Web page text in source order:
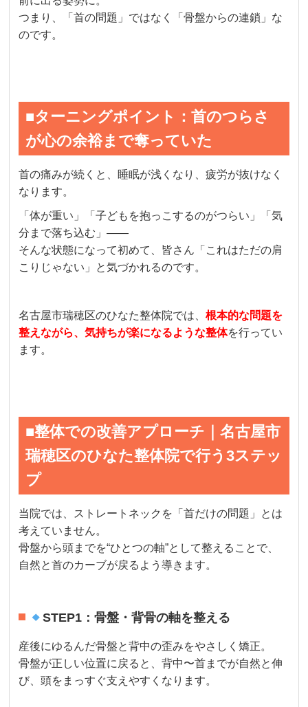
つまり、「首の問題」ではなく「骨盤からの連鎖」な
のです。
■ターニングポイント：首のつらさ
が心の余裕まで奪っていた
首の痛みが続くと、睡眠が浅くなり、疲労が抜けなく
なります。
「体が重い」「子どもを抱っこするのがつらい」「気
分まで落ち込む」――
そんな状態になって初めて、皆さん「これはただの肩
こりじゃない」と気づかれるのです。
名古屋市瑞穂区のひなた整体院では、根本的な問題を
整えながら、気持ちが楽になるような整体を行ってい
ます。
■整体での改善アプローチ｜名古屋市
瑞穂区のひなた整体院で行う3ステッ
プ
当院では、ストレートネックを「首だけの問題」とは
考えていません。
骨盤から頭までを“ひとつの軸”として整えることで、
自然と首のカーブが戻るよう導きます。
STEP1：骨盤・背骨の軸を整える
産後にゆるんだ骨盤と背中の歪みをやさしく矯正。
骨盤が正しい位置に戻ると、背中〜首までが自然と伸
び、頭をまっすぐ支えやすくなります。